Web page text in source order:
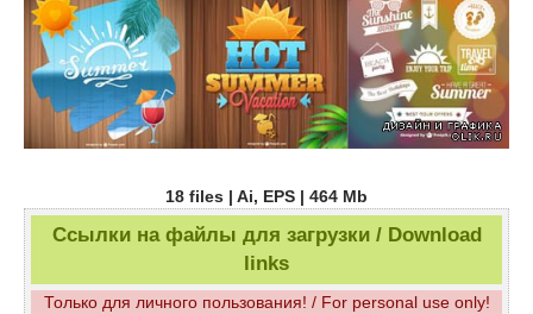
18 files | Ai, EPS | 464 Mb
Ссылки на файлы для загрузки / Download
links
Только для личного пользования! / For personal use only!